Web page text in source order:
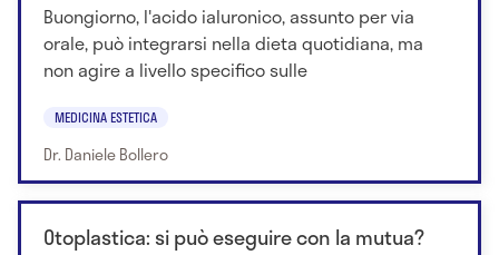
Buongiorno, l'acido ialuronico, assunto per via
orale, può integrarsi nella dieta quotidiana, ma
non agire a livello specifico sulle
MEDICINA ESTETICA
Dr. Daniele Bollero
Otoplastica: si può eseguire con la mutua?